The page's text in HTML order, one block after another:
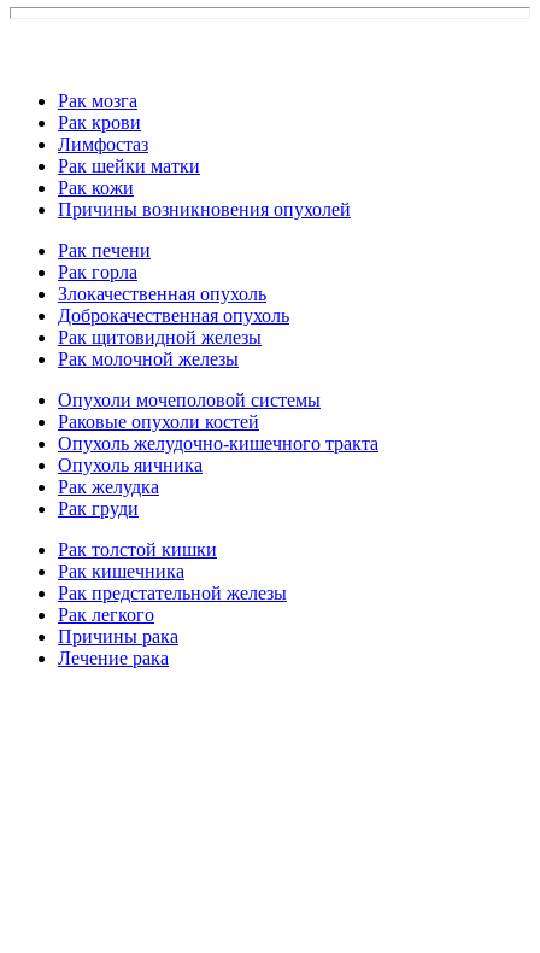
Рак мозга
Рак крови
Лимфостаз
Рак шейки матки
Рак кожи
Причины возникновения опухолей
Рак печени
Рак горла
Злокачественная опухоль
Доброкачественная опухоль
Рак щитовидной железы
Рак молочной железы
Опухоли мочеполовой системы
Раковые опухоли костей
Опухоль желудочно-кишечного тракта
Опухоль яичника
Рак желудка
Рак груди
Рак толстой кишки
Рак кишечника
Рак предстательной железы
Рак легкого
Причины рака
Лечение рака